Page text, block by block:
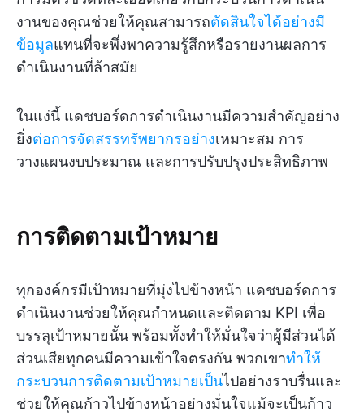
งานของคุณช่วยให้คุณสามารถตัดสินใจได้อย่างมี
ข้อมูลแทนที่จะพึ่งพาความรู้สึกหรือรายงานผลการ
ดำเนินงานที่ล้าสมัย
ในแง่นี้ แดชบอร์ดการดำเนินงานมีความสำคัญอย่าง
ยิ่งต่อการจัดสรรทรัพยากรอย่างเหมาะสม การ
วางแผนงบประมาณ และการปรับปรุงประสิทธิภาพ
การติดตามเป้าหมาย
ทุกองค์กรมีเป้าหมายที่มุ่งไปข้างหน้า แดชบอร์ดการ
ดำเนินงานช่วยให้คุณกำหนดและติดตาม KPI เพื่อ
บรรลุเป้าหมายนั้น พร้อมทั้งทำให้มั่นใจว่าผู้มีส่วนได้
ส่วนเสียทุกคนมีความเข้าใจตรงกัน พวกเขาทำให้
กระบวนการติดตามเป้าหมายเป็นไปอย่างราบรื่นและ
ช่วยให้คุณก้าวไปข้างหน้าอย่างมั่นใจแม้จะเป็นก้าว